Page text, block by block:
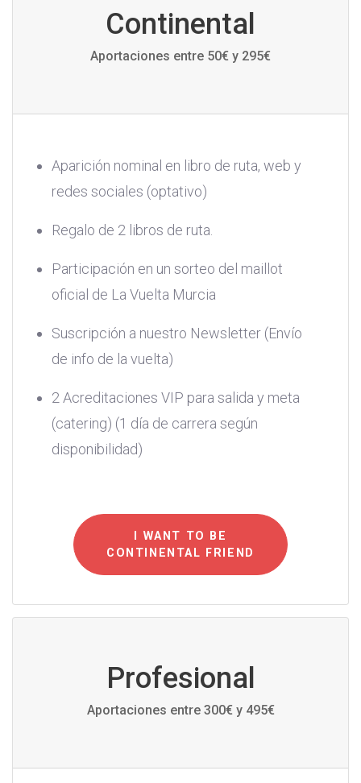
Continental
Aportaciones entre 50€ y 295€
Aparición nominal en libro de ruta, web y
redes sociales (optativo)
Regalo de 2 libros de ruta.
Participación en un sorteo del maillot
oficial de La Vuelta Murcia
Suscripción a nuestro Newsletter (Envío
de info de la vuelta)
2 Acreditaciones VIP para salida y meta
(catering) (1 día de carrera según
disponibilidad)
I WANT TO BE
CONTINENTAL FRIEND
Profesional
Aportaciones entre 300€ y 495€